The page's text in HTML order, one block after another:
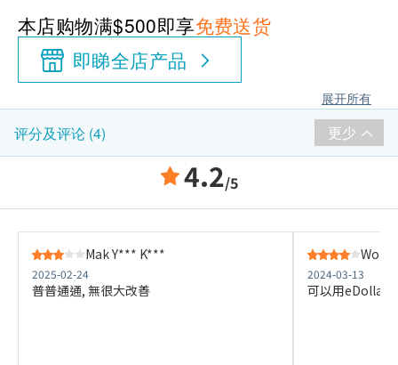
本店购物满$500即享免费送货
即睇全店产品
展开所有
评分及评论 (4) 更少
4.2/5
Mak Y*** K***
2025-02-24
普普通通, 無很大改善
2024-03-13
可以用eDollar